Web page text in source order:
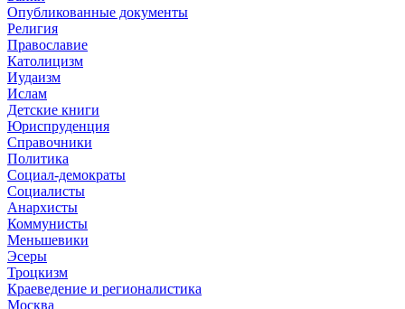
Опубликованные документы
Религия
Православие
Католицизм
Иудаизм
Ислам
Детские книги
Юриспруденция
Справочники
Политика
Социал-демократы
Социалисты
Анархисты
Коммунисты
Меньшевики
Эсеры
Троцкизм
Краеведение и регионалистика
Москва